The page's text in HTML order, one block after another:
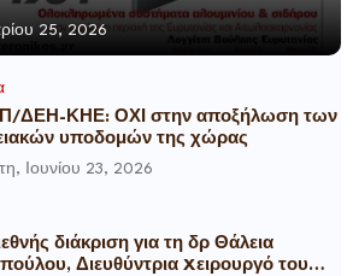
25, 2026
ΔΕΗ-ΚΗΕ: ΟΧΙ στην αποξήλωση των
υποδομών της χώρας
Ιουνίου 23, 2026
διάκριση για τη δρ Θάλεια
Διευθύντρια Xειρουργό του